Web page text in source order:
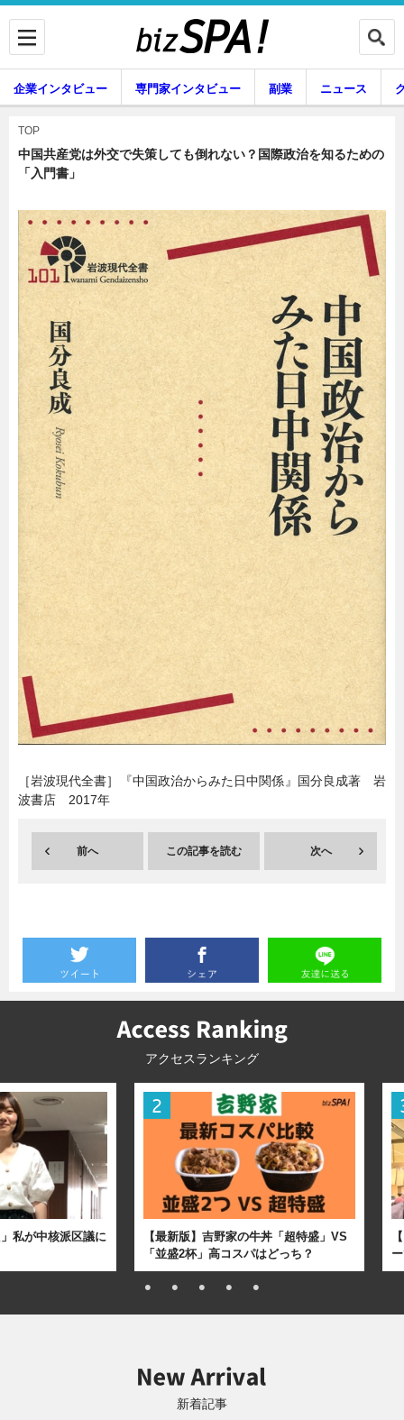
企業インタビュー 専門家インタビュー
副業 ニュース
グルメ スキル
暮らし エンタメ
連載一覧
企業インタビュー 専門家インタビュー 副業 ニュース
暮らし
TOP
中国共産党は外交で失策しても倒れない？国際政治を知るための
「入門書」
［岩波現代全書］『中国政治からみた日中関係』国分良成著 岩
波書店 2017年
前へ この記事を読む 次へ
アクセスランキング
私が中核派区議に
【最新版】吉野家の牛丼「超特盛」VS
「並盛2杯」高コスパはどっち？
新着記事